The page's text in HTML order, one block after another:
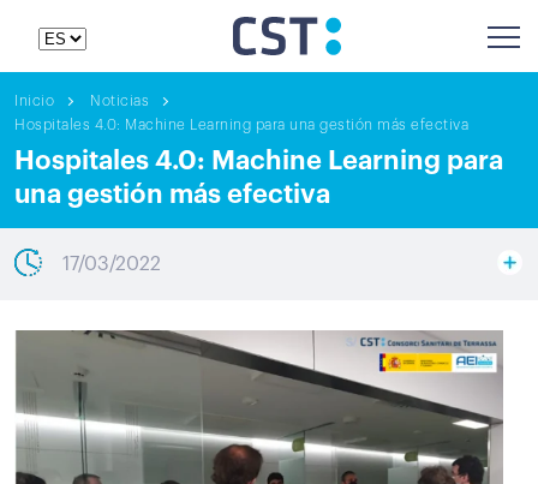
Inicio
Noticias
Hospitales 4.0: Machine Learning para una gestión más efectiva
Hospitales 4.0: Machine Learning para
una gestión más efectiva
17/03/2022